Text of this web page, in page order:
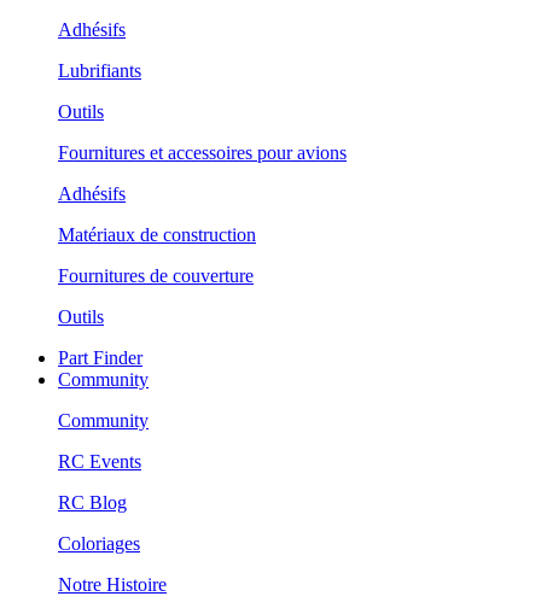
Adhésifs
Lubrifiants
Outils
Fournitures et accessoires pour avions
Adhésifs
Matériaux de construction
Fournitures de couverture
Outils
Part Finder
Community
Community
RC Events
RC Blog
Coloriages
Notre Histoire